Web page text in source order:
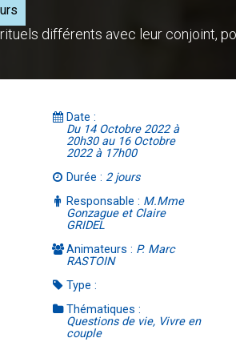
différents avec leur conjoint,
Date :
Du 14 Octobre 2022 à
20h30 au 16 Octobre
2022 à 17h00
Durée : 2 jours
Responsable : M.Mme
Gonzague et Claire
GRIDEL
Animateurs : P. Marc
RASTOIN
Type :
Thématiques :
Questions de vie, Vivre en
couple